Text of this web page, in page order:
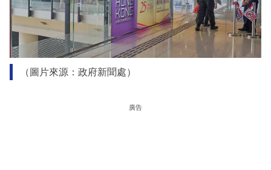
（圖片來源：政府新聞處）
廣告